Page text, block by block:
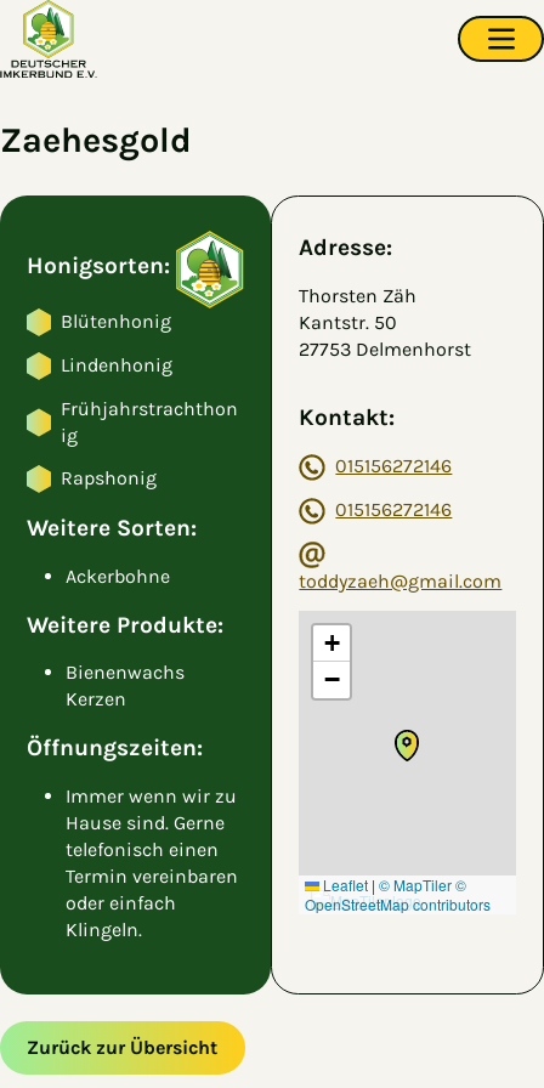
Zum Hauptinhalt springen
Zaehesgold
Honigsorten:
Blütenhonig
Lindenhonig
Frühjahrstrachthon
ig
Rapshonig
Weitere Sorten:
Ackerbohne
Weitere Produkte:
Bienenwachs
Kerzen
Öffnungszeiten:
Immer wenn wir zu
Hause sind. Gerne
telefonisch einen
Termin vereinbaren
oder einfach
Klingeln.
Adresse:
Thorsten Zäh
Kantstr. 50
27753 Delmenhorst
Kontakt:
015156272146
015156272146
toddyzaeh@gmail.com
+
−
Leaflet | © MapTiler©
OpenStreetMap contributors
Zurück zur Übersicht